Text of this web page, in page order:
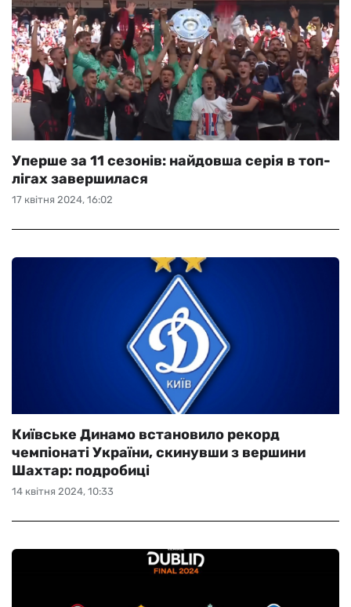
17 квітня 2024, 16:02
Уперше за 11 сезонів: найдовша серія в топ-
лігах завершилася
14 квітня 2024, 10:33
Київське Динамо встановило рекорд
чемпіонаті України, скинувши з вершини
Шахтар: подробиці